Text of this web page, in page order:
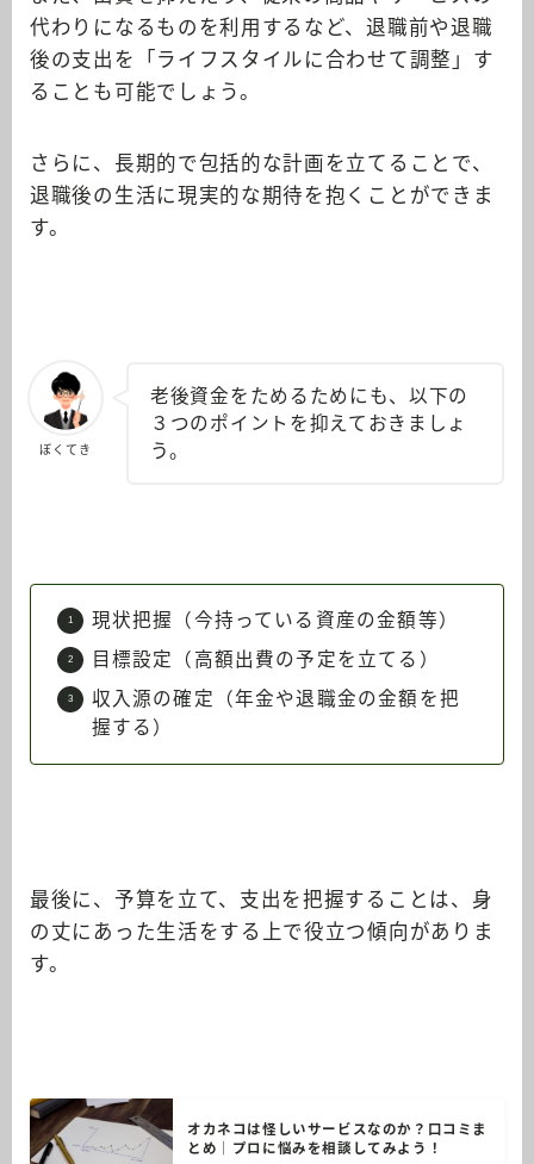
代わりになるものを利用するなど、退職前や退職
後の支出を「ライフスタイルに合わせて調整」す
ることも可能でしょう。
さらに、長期的で包括的な計画を立てることで、
退職後の生活に現実的な期待を抱くことができま
す。
ぼくてき
老後資金をためるためにも、以下の
３つのポイントを抑えておきましょ
う。
現状把握（今持っている資産の金額等）
目標設定（高額出費の予定を立てる）
収入源の確定（年金や退職金の金額を把
握する）
最後に、予算を立て、支出を把握することは、身
の丈にあった生活をする上で役立つ傾向がありま
す。
オカネコは怪しいサービスなのか？口コミま
とめ｜プロに悩みを相談してみよう！